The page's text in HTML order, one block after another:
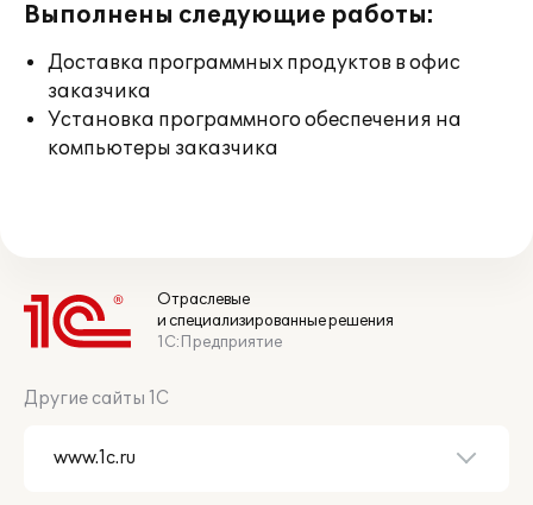
Выполнены следующие работы:
Доставка программных продуктов в офис
заказчика
Установка программного обеспечения на
компьютеры заказчика
Отраслевые
и специализированные решения
1С:Предприятие
Другие сайты 1С